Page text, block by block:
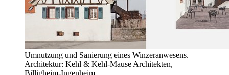
Umnutzung und Sanierung eines Winzeranwesens.
Architektur: Kehl & Kehl-Mause Architekten,
Billigheim-Ingenheim